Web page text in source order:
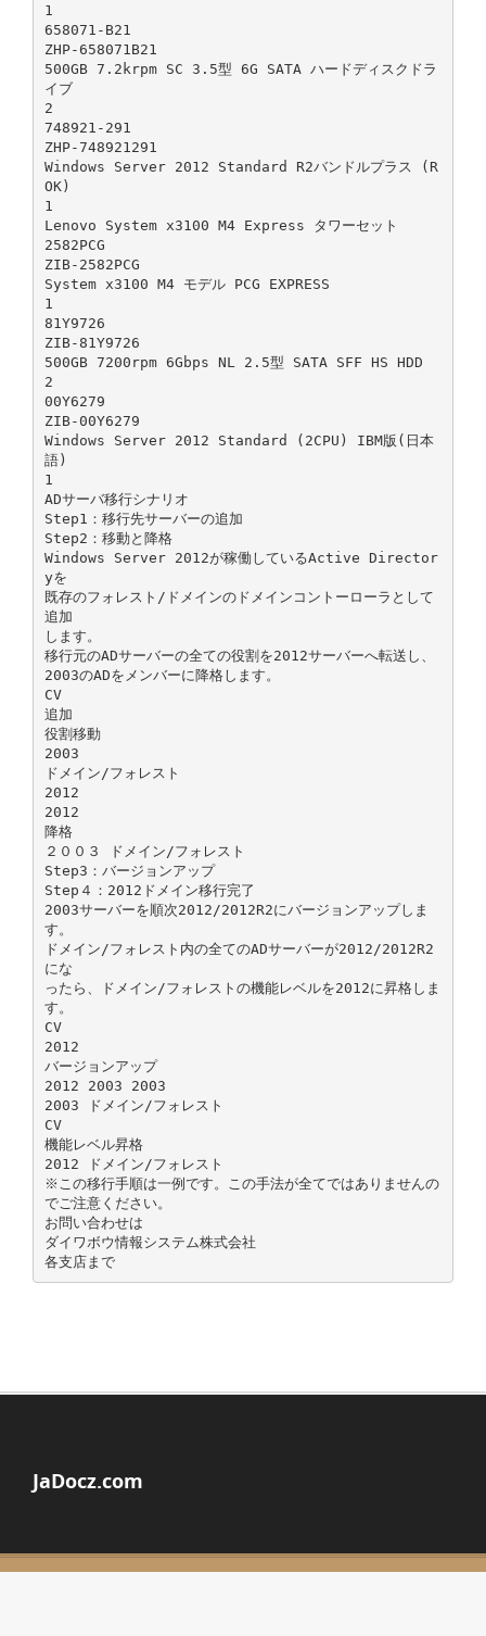
1
658071-B21
ZHP-658071B21
500GB 7.2krpm SC 3.5型 6G SATA ハードディスクドラ
イブ
2
748921-291
ZHP-748921291
Windows Server 2012 Standard R2バンドルプラス (R
OK)
1
Lenovo System x3100 M4 Express タワーセット
2582PCG
ZIB-2582PCG
System x3100 M4 モデル PCG EXPRESS
1
81Y9726
ZIB-81Y9726
500GB 7200rpm 6Gbps NL 2.5型 SATA SFF HS HDD
2
00Y6279
ZIB-00Y6279
Windows Server 2012 Standard (2CPU) IBM版(日本
語)
1
ADサーバ移行シナリオ
Step1：移行先サーバーの追加
Step2：移動と降格
Windows Server 2012が稼働しているActive Director
yを
既存のフォレスト/ドメインのドメインコントーローラとして
追加
します。
移行元のADサーバーの全ての役割を2012サーバーへ転送し、
2003のADをメンバーに降格します。
CV
追加
役割移動
2003
ドメイン/フォレスト
2012
2012
降格
２００３ ドメイン/フォレスト
Step3：バージョンアップ
Step４：2012ドメイン移行完了
2003サーバーを順次2012/2012R2にバージョンアップしま
す。
ドメイン/フォレスト内の全てのADサーバーが2012/2012R2
にな
ったら、ドメイン/フォレストの機能レベルを2012に昇格しま
す。
CV
2012
バージョンアップ
2012 2003 2003
2003 ドメイン/フォレスト
CV
機能レベル昇格
2012 ドメイン/フォレスト
※この移行手順は一例です。この手法が全てではありませんの
でご注意ください。
お問い合わせは
ダイワボウ情報システム株式会社
各支店まで
JaDocz.com